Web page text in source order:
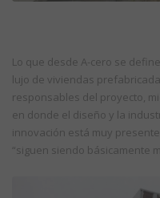
Lo que desde A-cero se
lujo de viviendas
responsables del proyecto,
en donde el diseño y la
innovación está muy
“siguen siendo básicamente